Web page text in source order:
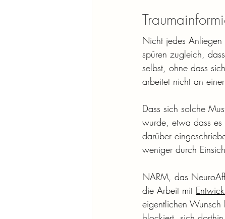
Nicht jedes Anliegen
spüren zugleich,
selbst, ohne dass
arbeitet nicht an
Dass sich solche
wurde, etwa dass es
darüber
weniger durch
NARM, das
die Arbeit mit
eigentlichen